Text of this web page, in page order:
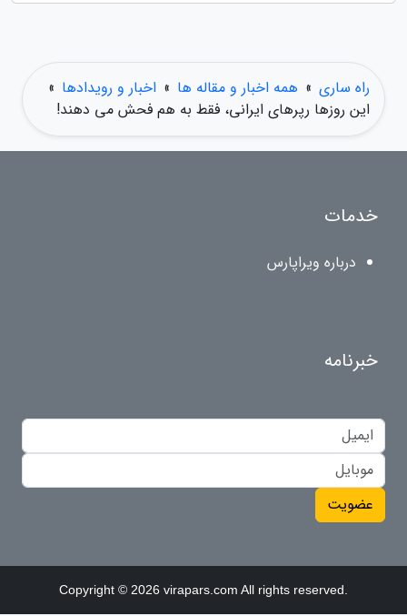
راه ساری » همه اخبار و مقاله ها » اخبار و رویدادها »
این روزها رپرهای ایرانی، فقط به هم فحش می دهند!
خدمات
درباره ویراپارس
خبرنامه
عضویت
Copyright © 2026 virapars.com All rights reserved.